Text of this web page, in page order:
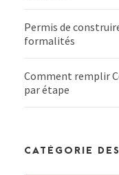
Permis de
formalités
Comment remplir
par étape
CATÉGORIE